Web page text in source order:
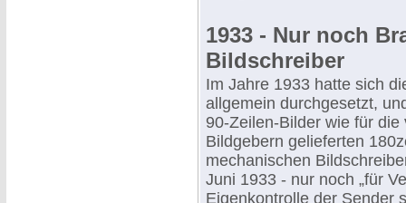
1933 - Nur noch
Bildschreiber
Im Jahre 1933 hatte sich
allgemein durchgesetzt,
90-Zeilen-Bilder wie für
Bildgebern gelieferten
mechanischen
Juni 1933 - nur noch „für
Eigenkontrolle der Sender